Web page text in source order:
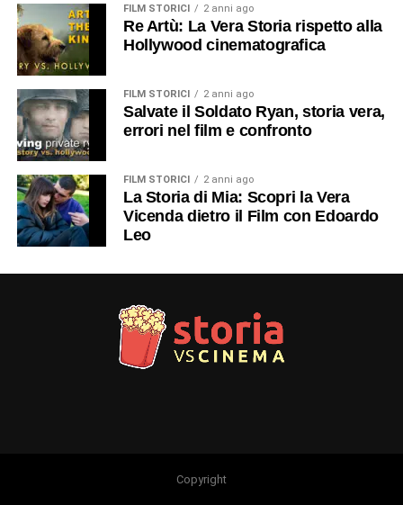
FILM STORICI 2 anni ago
Re Artù: La Vera Storia rispetto alla
Hollywood cinematografica
FILM STORICI 2 anni ago
Salvate il Soldato Ryan, storia vera,
errori nel film e confronto
FILM STORICI 2 anni ago
La Storia di Mia: Scopri la Vera
Vicenda dietro il Film con Edoardo
Leo
Copyright